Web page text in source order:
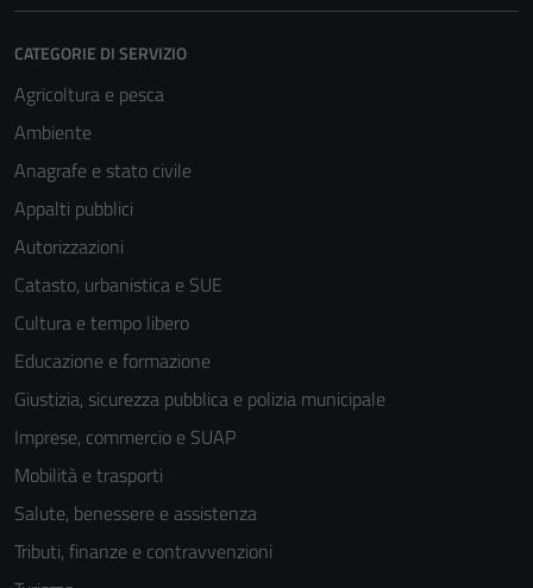
CATEGORIE DI SERVIZIO
Agricoltura e pesca
Ambiente
Anagrafe e stato civile
Appalti pubblici
Autorizzazioni
Catasto, urbanistica e SUE
Cultura e tempo libero
Educazione e formazione
Giustizia, sicurezza pubblica e polizia municipale
Imprese, commercio e SUAP
Mobilità e trasporti
Salute, benessere e assistenza
Tributi, finanze e contravvenzioni
Questi cookie